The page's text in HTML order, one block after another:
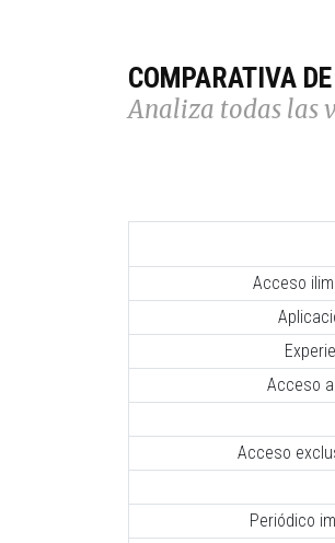
COMPARATIVA
Analiza todas las
Acceso
Acceso
Acceso
Periódico